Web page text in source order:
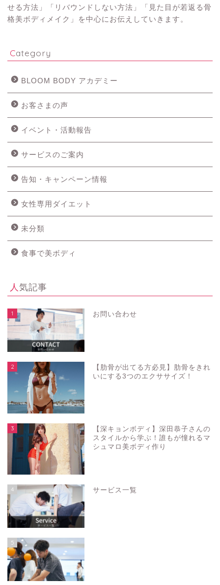
せる方法」「リバウンドしない方法」「見た目が若返る骨
格美ボディメイク」を中心にお伝えしていきます。
Category
BLOOM BODY アカデミー
お客さまの声
イベント・活動報告
サービスのご案内
告知・キャンペーン情報
女性専用ダイエット
未分類
食事で美ボディ
人気記事
1 お問い合わせ
2
【肋骨が出てる方必見】肋骨をきれ
いにする3つのエクササイズ！
3
【深キョンボディ】深田恭子さんの
スタイルから学ぶ！誰もが憧れるマ
シュマロ美ボディ作り
4 サービス一覧
5